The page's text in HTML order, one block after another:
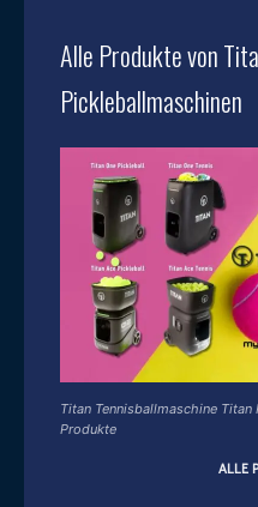
Alle Produkte von
Pickleballmaschinen
Titan Tennisballmaschine
Produkte
ALLE